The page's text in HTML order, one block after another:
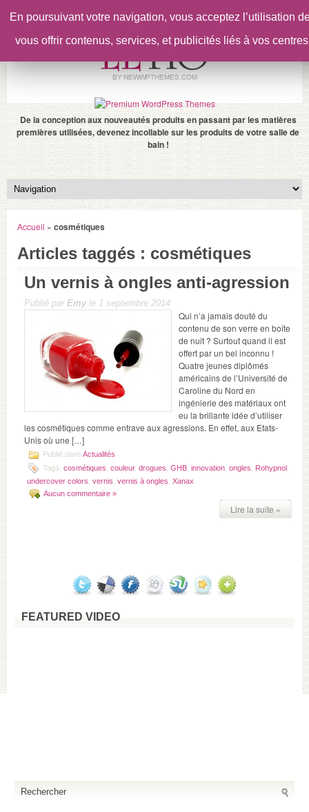
De la conception aux nouveautés produits en passant par les matières
premières utilisées, devenez incollable sur les produits de votre salle de
bain !
Accueil » cosmétiques
Articles taggés : cosmétiques
Un vernis à ongles anti-agression
Publié par Emy le 1 septembre 2014
Qui n’a jamais douté du
contenu de son verre en boîte
de nuit ? Surtout quand il est
offert par un bel inconnu !
Quatre jeunes diplômés
américains de l’Université de
Caroline du Nord en
ingénierie des matériaux ont
eu la brillante idée d’utiliser
les cosmétiques comme entrave aux agressions. En effet, aux Etats-
Unis où une […]
Publié dans Actualités
Tags: cosmétiques couleur, drogues GHB innovation ongles Rohypnol
undercover colors vernis vernis à ongles Xanax
Aucun commentaire »
Lire la suite »
FEATURED VIDEO
En poursuivant votre navigation, vous acceptez l’utilisation
vous offrir contenus, services, et publicités liés à vos